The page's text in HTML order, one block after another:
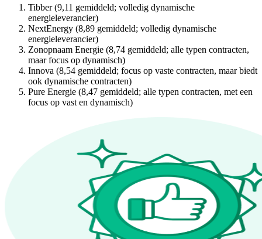
Tibber (9,11 gemiddeld; volledig dynamische
energieleverancier)
NextEnergy (8,89 gemiddeld; volledig dynamische
energieleverancier)
Zonopnaam Energie (8,74 gemiddeld; alle typen contracten,
maar focus op dynamisch)
Innova (8,54 gemiddeld; focus op vaste contracten, maar biedt
ook dynamische contracten)
Pure Energie (8,47 gemiddeld; alle typen contracten, met een
focus op vast en dynamisch)